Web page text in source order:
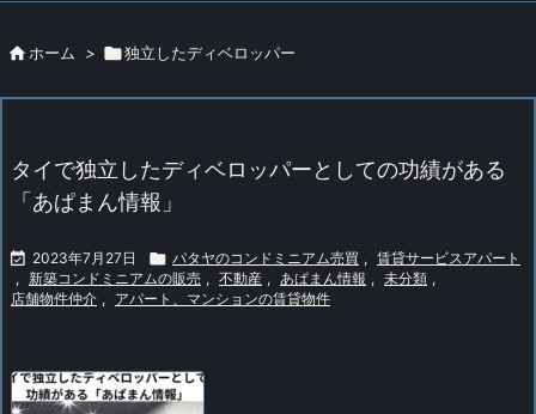
 ホーム > 独立したディベロッパー
タイで独立したディベロッパーとしての功績がある
「あぱまん情報」
 2023年7月27日  パタヤのコンドミニアム売買 , 賃貸サービスアパート
, 新築コンドミニアムの販売 , 不動産 , あぱまん情報 , 未分類 ,
店舗物件仲介 , アパート、マンションの賃貸物件